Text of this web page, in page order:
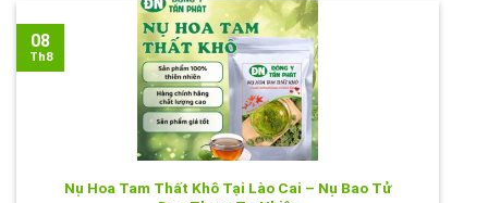
Nụ Hoa Tam Thất Khô Tại Lào Cai – Nụ Bao Tử
08
Th8